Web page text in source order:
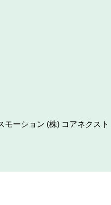
モーション (株) コアネクスト